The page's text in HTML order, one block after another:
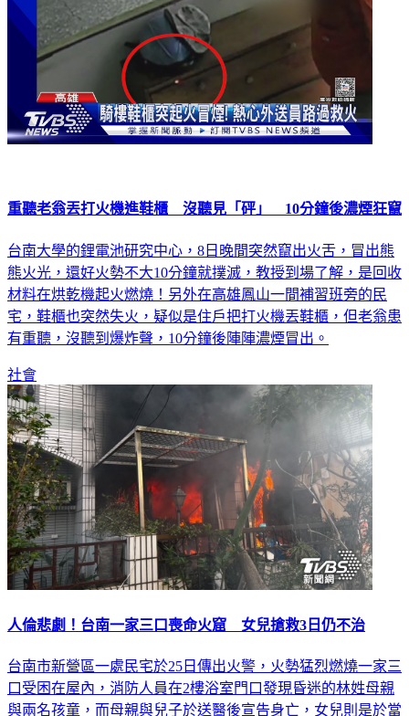
重聽老翁丟打火機進鞋櫃 沒聽見「砰」 10分鐘後濃煙狂竄
台南大學的鋰電池研究中心，8日晚間突然竄出火舌，冒出熊
熊火光，還好火勢不大10分鐘就撲滅，教授到場了解，是回收
材料在烘乾機起火燃燒！另外在高雄鳳山一間補習班旁的民
宅，鞋櫃也突然失火，疑似是住戶把打火機丟鞋櫃，但老翁患
有重聽，沒聽到爆炸聲，10分鐘後陣陣濃煙冒出。
社會
人倫悲劇！台南一家三口喪命火窟 女兒搶救3日仍不治
台南市新營區一處民宅於25日傳出火警，火勢猛烈燃燒一家三
口受困在屋內，消防人員在2樓浴室門口發現昏迷的林姓母親
與兩名孩童，而母親與兒子於送醫後宣告身亡，女兒則是於當